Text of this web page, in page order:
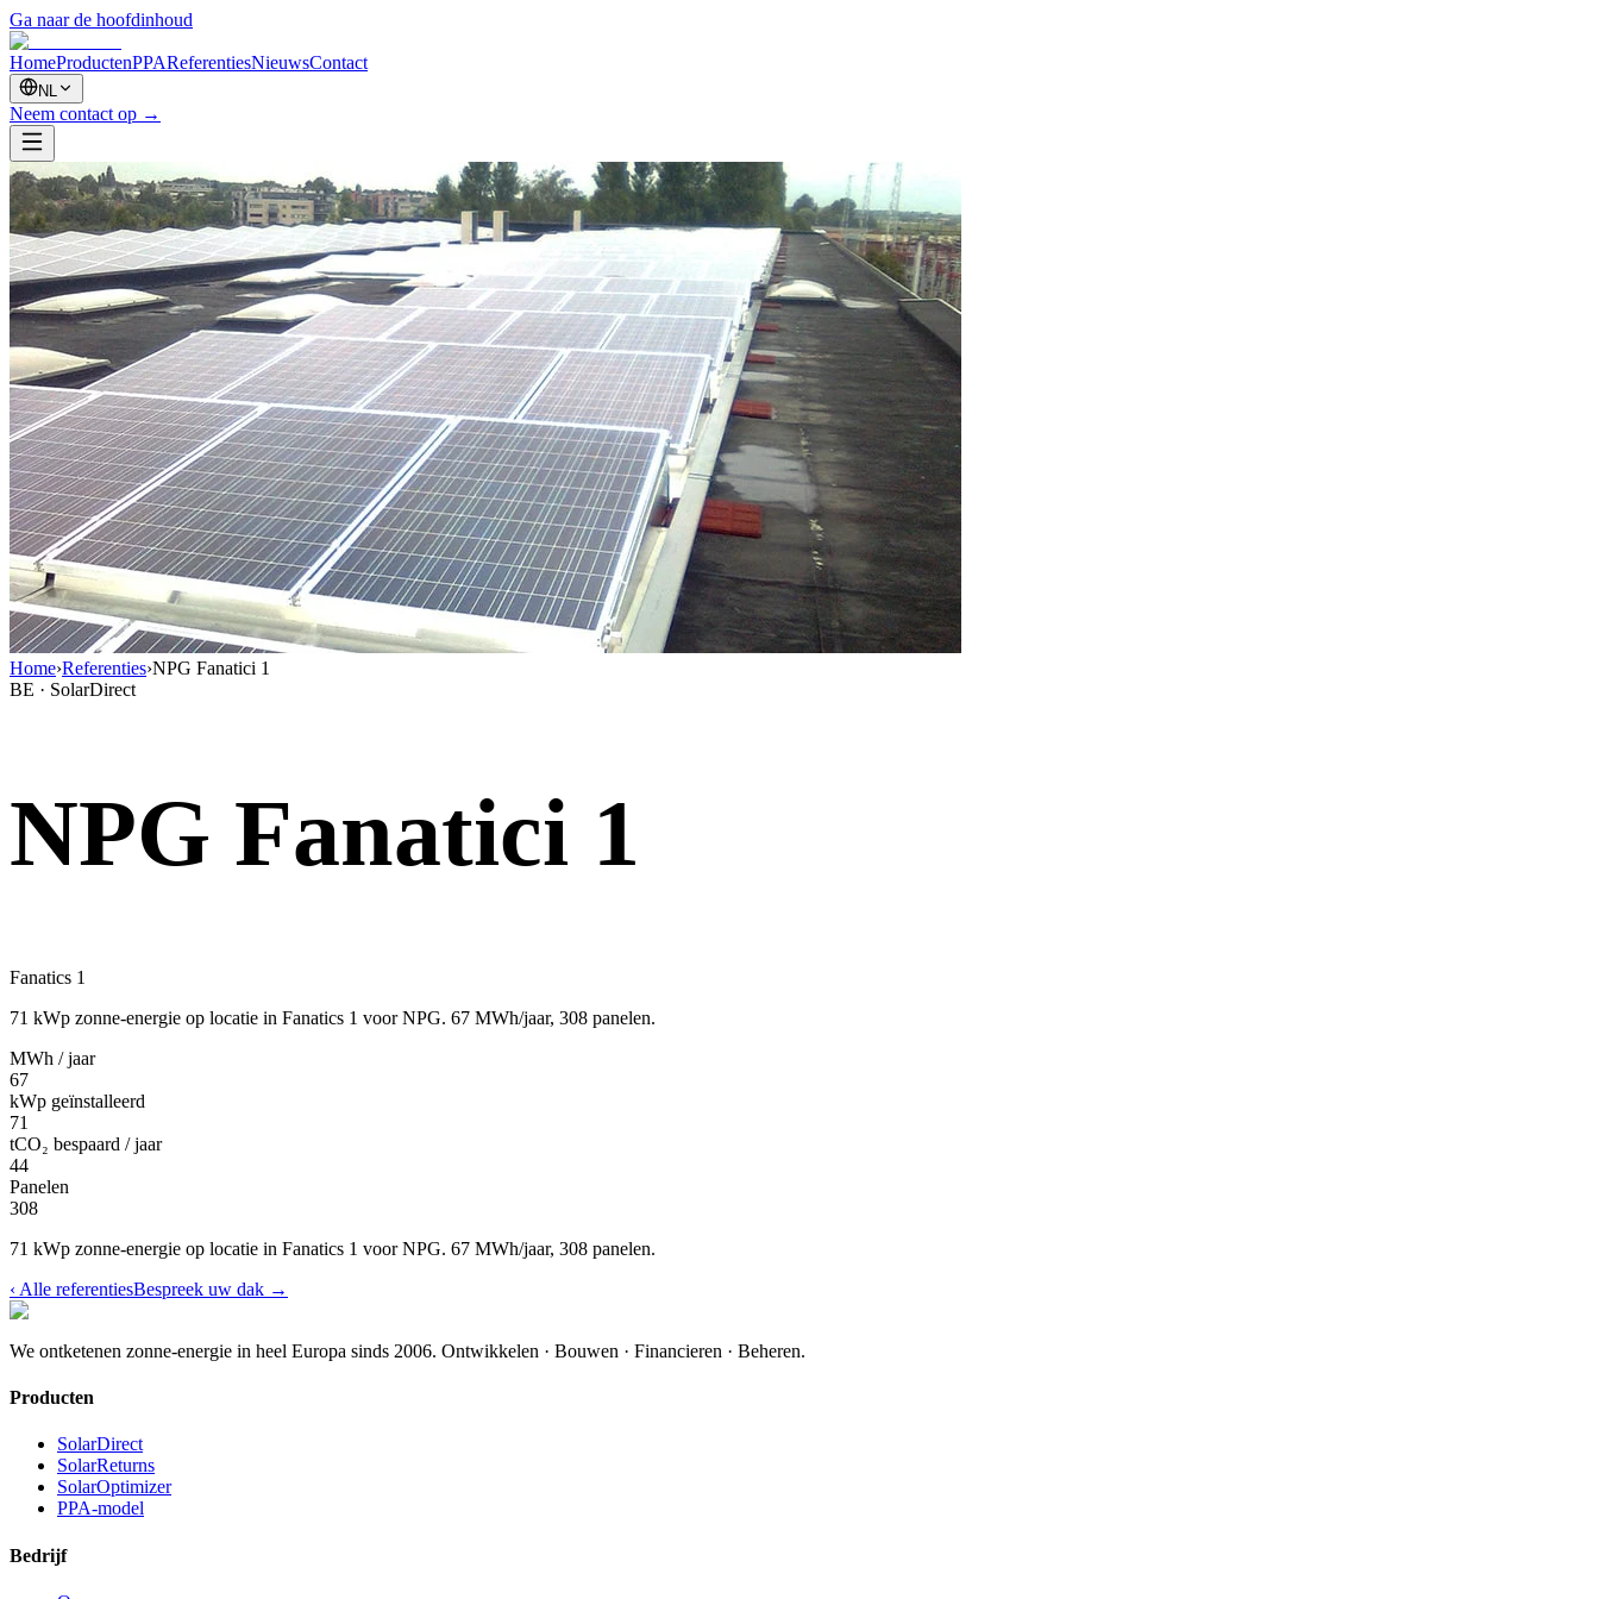
Ga naar de hoofdinhoud
HomeProductenPPAReferentiesNieuwsContact
NL
Neem contact op →
Home›Referenties›NPG Fanatici 1
BE · SolarDirect
NPG Fanatici 1
Fanatics 1
71 kWp zonne-energie op locatie in Fanatics 1 voor NPG. 67 MWh/jaar, 308 panelen.
MWh / jaar
67
kWp geïnstalleerd
71
tCO₂ bespaard / jaar
44
Panelen
308
71 kWp zonne-energie op locatie in Fanatics 1 voor NPG. 67 MWh/jaar, 308 panelen.
‹ Alle referentiesBespreek uw dak →
We ontketenen zonne-energie in heel Europa sinds 2006. Ontwikkelen · Bouwen · Financieren · Beheren.
Producten
SolarDirect
SolarReturns
SolarOptimizer
PPA-model
Bedrijf